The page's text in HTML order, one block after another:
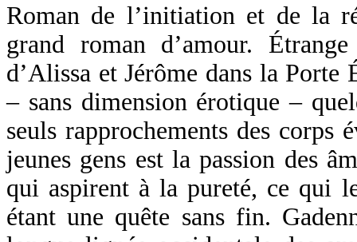
Roman de l’initiation et de la
grand roman d’amour.
d’Alissa et Jérôme dans la Porte
– sans dimension érotique –
seuls rapprochements des corps
jeunes gens est la passion des
qui aspirent à la pureté, ce qui
étant une quête sans fin.